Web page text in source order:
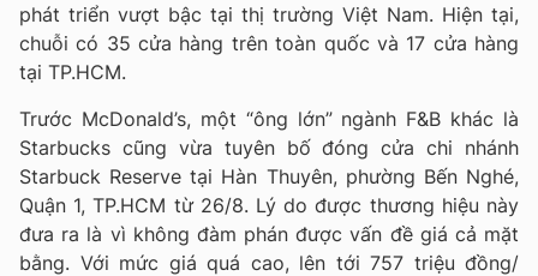
phát triển vượt bậc tại thị trường Việt Nam. Hiện tại,
chuỗi có 35 cửa hàng trên toàn quốc và 17 cửa hàng
tại TP.HCM.
Trước McDonald’s, một “ông lớn” ngành F&B khác là
Starbucks cũng vừa tuyên bố đóng cửa chi nhánh
Starbuck Reserve tại Hàn Thuyên, phường Bến Nghé,
Quận 1, TP.HCM từ 26/8. Lý do được thương hiệu này
đưa ra là vì không đàm phán được vấn đề giá cả mặt
bằng. Với mức giá quá cao, lên tới 757 triệu đồng/